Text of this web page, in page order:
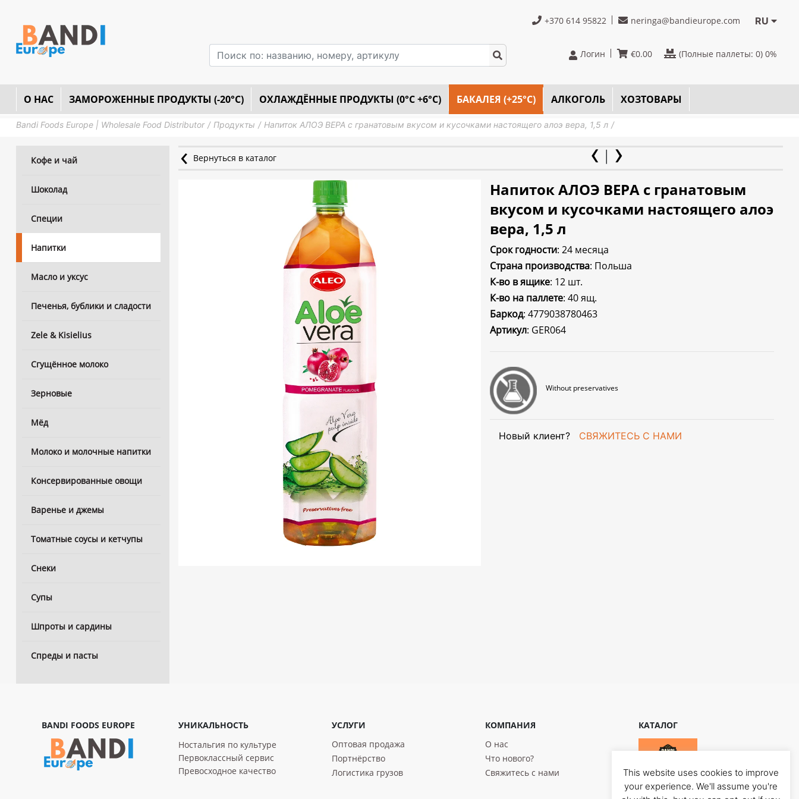
+370 614 95822 neringa@bandieurope.com RU
Логин €0.00 (Полные паллеты: 0) 0%
О НАС ЗАМОРОЖЕННЫЕ ПРОДУКТЫ (-20°C) ОХЛАЖДЁННЫЕ ПРОДУКТЫ (0°C +6°C) БАКАЛЕЯ (+25°C) AЛКОГОЛЬ ХОЗТОВАРЫ
Bandi Foods Europe | Wholesale Food Distributor Продукты Напиток АЛОЭ ВЕРА с гранатовым вкусом и кусочками настоящего алоэ вера, 1,5 л
Кофе и чай
Шоколад
Специи
Напитки
Масло и уксус
Печенья, бублики и сладости
Zele & Kisielius
Сгущённое молоко
Зерновые
Мёд
Молоко и молочные напитки
Консервированные овощи
Варенье и джемы
Томатные соусы и кетчупы
Снеки
Супы
Шпроты и сардины
Спреды и пасты
Вернуться в каталог
Напиток АЛОЭ ВЕРА с гранатовым
вкусом и кусочками настоящего алоэ
вера, 1,5 л
Срок годности: 24 месяца
Страна производства: Польша
К-во в ящике: 12 шт.
К-во на паллете: 40 ящ.
Баркод: 4779038780463
Артикул: GER064
Without preservatives
Новый клиент? СВЯЖИТЕСЬ С НАМИ
BANDI FOODS EUROPE
УНИКАЛЬНОСТЬ
Ностальгия по культуре
Первоклассный сервис
Превосходное качество
УСЛУГИ
Оптовая продажа
Портнёрство
Логистика грузов
КОМПАНИЯ
О нас
Что нового?
Свяжитесь с нами
КАТАЛОГ
This website uses cookies to improve
your experience. We'll assume you're